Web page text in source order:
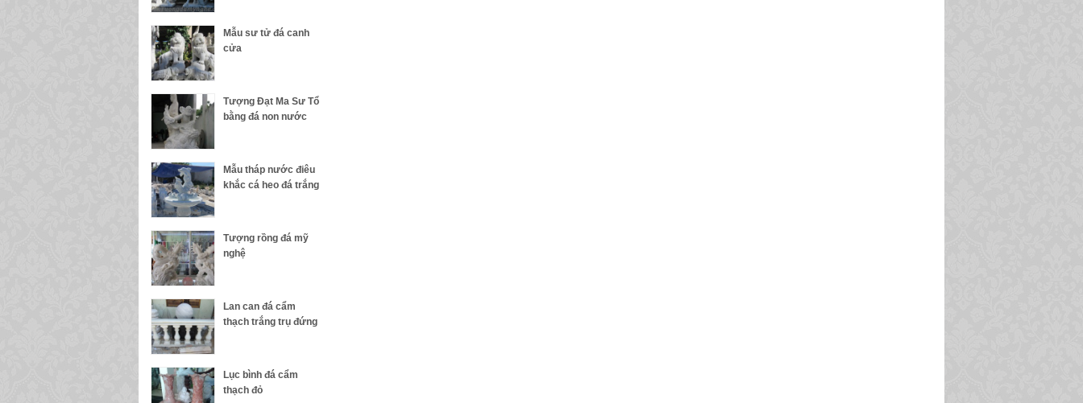
Mẫu sư tử đá canh
cửa
Tượng Đạt Ma Sư Tổ
bằng đá non nước
Mẫu tháp nước điêu
khắc cá heo đá trắng
Tượng rồng đá mỹ
nghệ
Lan can đá cẩm
thạch trắng trụ đứng
Lục bình đá cẩm
thạch đỏ